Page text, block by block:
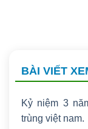
BÀI VIẾT
Kỷ niệm 3
trùng việt nam.